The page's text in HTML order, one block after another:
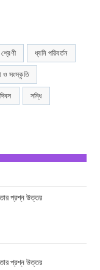
ধ্বনি পরিবর্তন
ও সংস্কৃতি
সন্ধি
প্রশ্ন উত্তর
প্রশ্ন উত্তর